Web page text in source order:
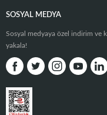
SOSYAL MEDYA
Sosyal medyaya özel indirim ve
yakala!